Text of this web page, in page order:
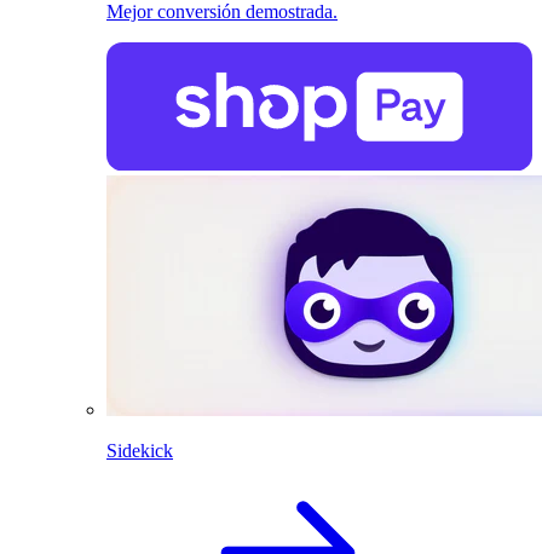
Mejor conversión demostrada.
Sidekick